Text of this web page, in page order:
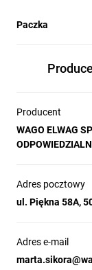
Paczka
Producent
WAGO ELWAG
Adres pocztowy
ul. Piękna 58A,
Adres e-mail